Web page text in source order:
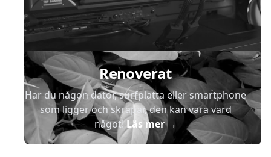
Renoverat
Har du någon dator, surfplatta eller smartphone
som ligger och skräpar, den kan vara värd
något!Läs mer→